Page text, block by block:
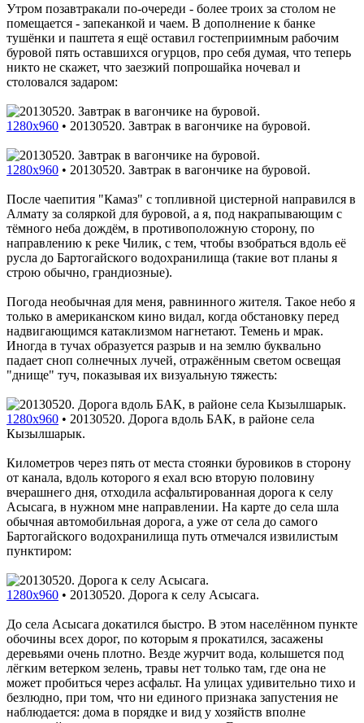
Утром позавтракали по-очереди - более троих за столом не
помещается - запеканкой и чаем. В дополнение к банке
тушёнки и паштета я ещё оставил гостеприимным рабочим
буровой пять оставшихся огурцов, про себя думая, что теперь
никто не скажет, что заезжий попрошайка ночевал и
столовался задаром:
1280x960 • 20130520. Завтрак в вагончике на буровой.
1280x960 • 20130520. Завтрак в вагончике на буровой.
После чаепития "Камаз" с топливной цистерной направился в
Алмату за соляркой для буровой, а я, под накрапывающим с
тёмного неба дождём, в противоположную сторону, по
направлению к реке Чилик, с тем, чтобы взобраться вдоль её
русла до Бартогайского водохранилища (такие вот планы я
строю обычно, грандиозные).
Погода необычная для меня, равнинного жителя. Такое небо я
только в американском кино видал, когда обстановку перед
надвигающимся катаклизмом нагнетают. Темень и мрак.
Иногда в тучах образуется разрыв и на землю буквально
падает сноп солнечных лучей, отражённым светом освещая
"днище" туч, показывая их визуальную тяжесть:
1280x960 • 20130520. Дорога вдоль БАК, в районе села
Кызылшарык.
Километров через пять от места стоянки буровиков в сторону
от канала, вдоль которого я ехал всю вторую половину
вчерашнего дня, отходила асфальтированная дорога к селу
Асысага, в нужном мне направлении. На карте до села шла
обычная автомобильная дорога, а уже от села до самого
Бартогайского водохранилища путь отмечался извилистым
пунктиром:
1280x960 • 20130520. Дорога к селу Асысага.
До села Асысага докатился быстро. В этом населённом пункте
обочины всех дорог, по которым я прокатился, засажены
деревьями очень плотно. Везде журчит вода, колышется под
лёгким ветерком зелень, травы нет только там, где она не
может пробиться через асфальт. На улицах удивительно тихо и
безлюдно, при том, что ни единого признака запустения не
наблюдается: дома в порядке и вид у хозяйств вполне